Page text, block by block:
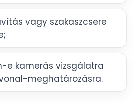
vagy szakaszcsere
e kamerás vizsgálatra
meghatározásra.